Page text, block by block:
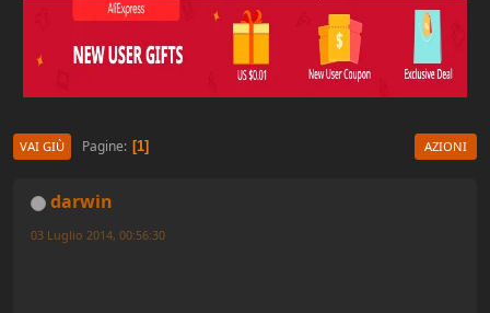
VAI GIÙ Pagine 1 AZIONI
darwin
03 Luglio 2014, 00:56:30